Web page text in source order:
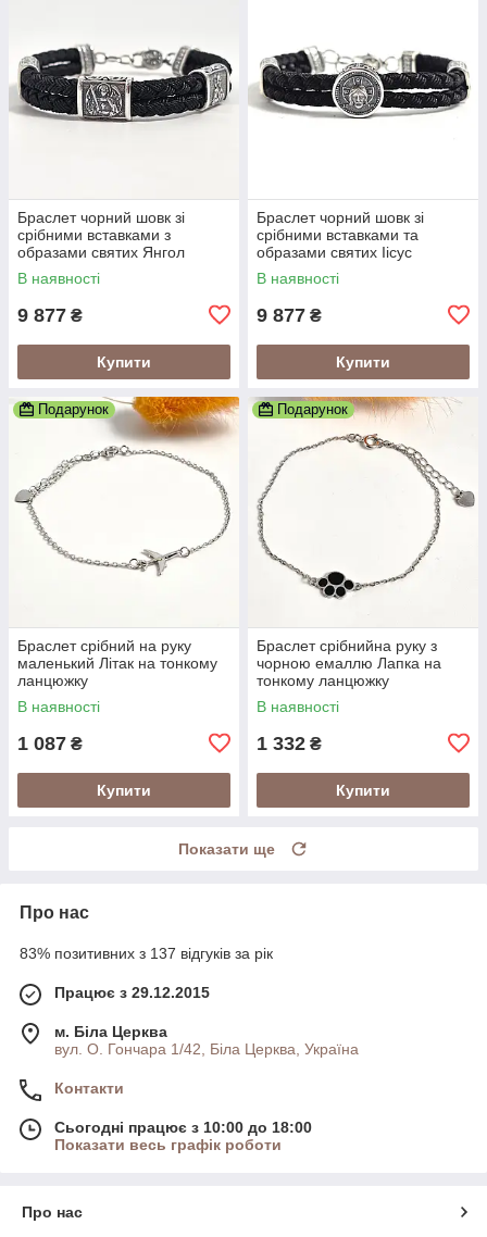
Браслет чорний шовк зі
срібними вставками з
образами святих Янгол
Охоронець
В наявності
9 877 ₴
Купити
Браслет чорний шовк зі
срібними вставками та
образами святих Іісус
Христос
В наявності
9 877 ₴
Купити
Подарунок
Браслет срібний на руку
маленький Літак на тонкому
ланцюжку
В наявності
1 087 ₴
Купити
Подарунок
Браслет срібнийна руку з
чорною емаллю Лапка на
тонкому ланцюжку
В наявності
1 332 ₴
Купити
Показати ще
Про нас
83% позитивних з 137 відгуків за рік
Працює з 29.12.2015
м. Біла Церква
вул. О. Гончара 1/42, Біла Церква, Україна
Контакти
Сьогодні працює з 10:00 до 18:00
Показати весь графік роботи
Про нас